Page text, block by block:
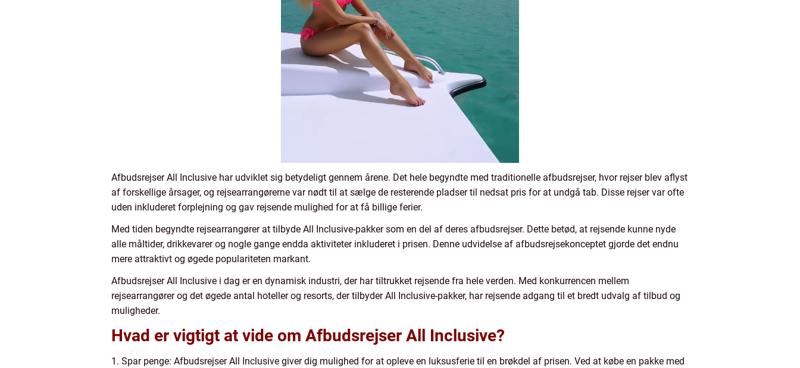
Afbudsrejser All Inclusive har udviklet sig betydeligt gennem årene. Det hele begyndte med traditionelle afbudsrejser, hvor rejser blev aflyst
af forskellige årsager, og rejsearrangørerne var nødt til at sælge de resterende pladser til nedsat pris for at undgå tab. Disse rejser var ofte
uden inkluderet forplejning og gav rejsende mulighed for at få billige ferier.
Med tiden begyndte rejsearrangører at tilbyde All Inclusive-pakker som en del af deres afbudsrejser. Dette betød, at rejsende kunne nyde
alle måltider, drikkevarer og nogle gange endda aktiviteter inkluderet i prisen. Denne udvidelse af afbudsrejsekonceptet gjorde det endnu
mere attraktivt og øgede populariteten markant.
Afbudsrejser All Inclusive i dag er en dynamisk industri, der har tiltrukket rejsende fra hele verden. Med konkurrencen mellem
rejsearrangører og det øgede antal hoteller og resorts, der tilbyder All Inclusive-pakker, har rejsende adgang til et bredt udvalg af tilbud og
muligheder.
Hvad er vigtigt at vide om Afbudsrejser All Inclusive?
1. Spar penge: Afbudsrejser All Inclusive giver dig mulighed for at opleve en luksusferie til en brøkdel af prisen. Ved at købe en pakke med